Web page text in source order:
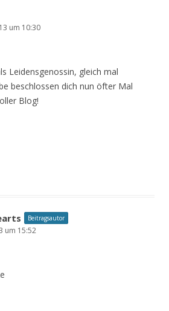
um 10:30
Leidensgenossin, gleich mal
beschlossen dich nun öfter Mal
Blog!
Beitragsautor
um 15:52